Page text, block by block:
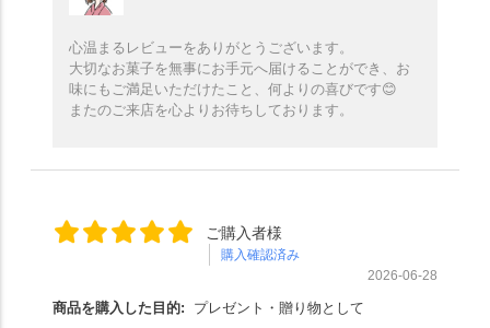
心温まるレビューをありがとうございます。
大切なお菓子を無事にお手元へ届けることができ、お
味にもご満足いただけたこと、何よりの喜びです😊
またのご来店を心よりお待ちしております。
ご購入者様
購入確認済み
2026-06-28
商品を購入した目的:
プレゼント・贈り物として